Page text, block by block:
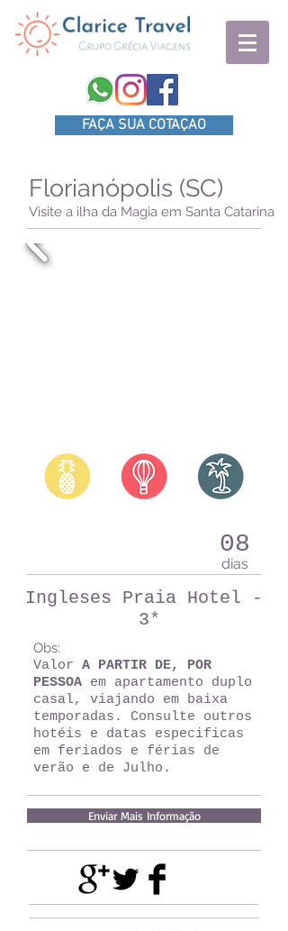
FAÇA SUA COTAÇAO
Florianópolis (SC)
Visite a ilha da Magia em Santa Catarina
08
dias
Ingleses Praia Hotel -
3*
Obs:
Valor A PARTIR DE, POR
PESSOA em apartamento duplo
casal, viajando em baixa
temporadas. Consulte outros
hotéis e datas especificas
em feriados e férias de
verão e de Julho.
Enviar Mais Informação